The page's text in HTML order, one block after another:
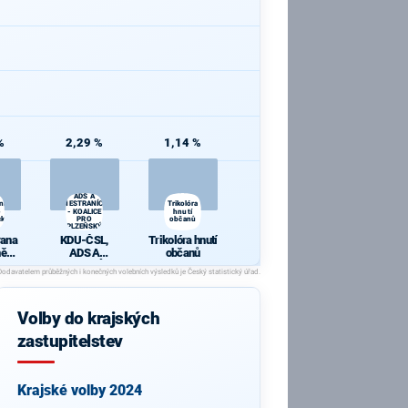
2,29 %
ADS A
NESTRANÍCI
- KOALICE
PRO
PLZEŇSKÝ
KRAJ
KDU-ČSL,
ADS A
NESTRANÍCI -
KOALICE PRO
PLZEŇSKÝ
1,14 %
Trikolóra
hnutí
občanů
Trikolóra hnutí
občanů
Volby do krajských
zastupitelstev
Krajské volby 2024